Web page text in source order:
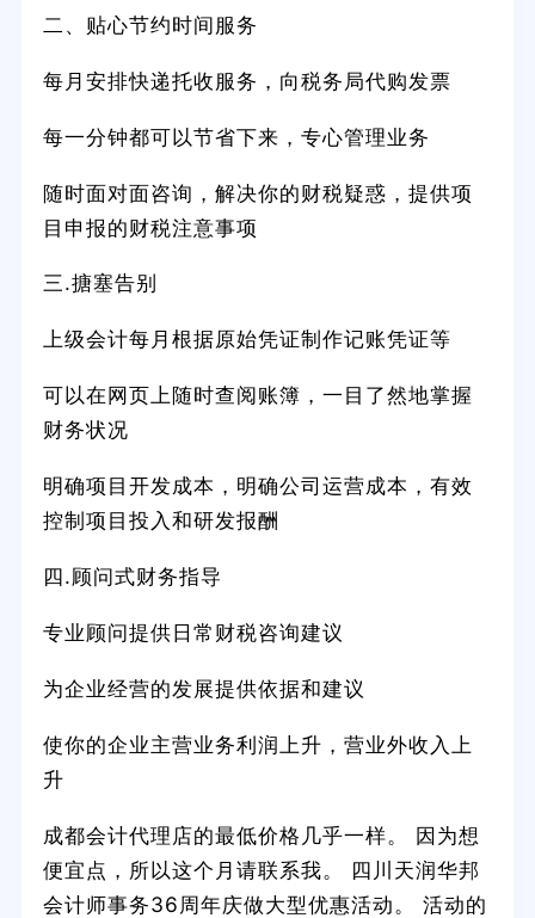
二、贴心节约时间服务
每月安排快递托收服务，向税务局代购发票
每一分钟都可以节省下来，专心管理业务
随时面对面咨询，解决你的财税疑惑，提供项
目申报的财税注意事项
三.搪塞告别
上级会计每月根据原始凭证制作记账凭证等
可以在网页上随时查阅账簿，一目了然地掌握
财务状况
明确项目开发成本，明确公司运营成本，有效
控制项目投入和研发报酬
四.顾问式财务指导
专业顾问提供日常财税咨询建议
为企业经营的发展提供依据和建议
使你的企业主营业务利润上升，营业外收入上
升
成都会计代理店的最低价格几乎一样。 因为想
便宜点，所以这个月请联系我。 四川天润华邦
会计师事务36周年庆做大型优惠活动。 活动的